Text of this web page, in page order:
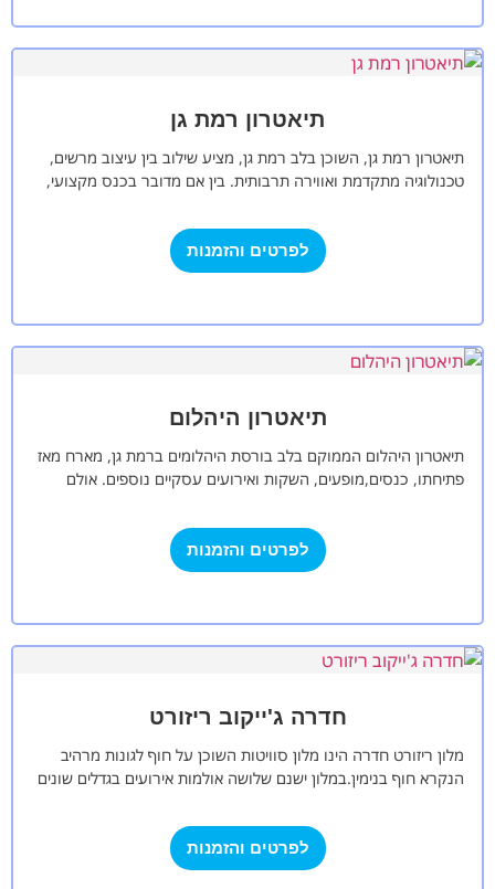
תיאטרון רמת גן
תיאטרון רמת גן, השוכן בלב רמת גן, מציע שילוב בין עיצוב מרשים,
טכנולוגיה מתקדמת ואווירה תרבותית. בין אם מדובר בכנס מקצועי,
לפרטים והזמנות
תיאטרון היהלום
תיאטרון היהלום הממוקם בלב בורסת היהלומים ברמת גן, מארח מאז
פתיחתו, כנסים,מופעים, השקות ואירועים עסקיים נוספים. אולם
לפרטים והזמנות
חדרה ג'ייקוב ריזורט
מלון ריזורט חדרה הינו מלון סוויטות השוכן על חוף לגונות מרהיב
הנקרא חוף בנימין.במלון ישנם שלושה אולמות אירועים בגדלים שונים
לפרטים והזמנות